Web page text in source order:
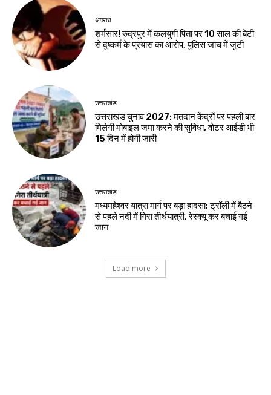
अपराध
शर्मसार! रुद्रपुर में कलयुगी पिता पर 10 साल की बेटी
से दुष्कर्म के प्रयास का आरोप, पुलिस जांच में जुटी
उत्तराखंड
उत्तराखंड चुनाव 2027: मतदान केंद्रों पर पहली बार
मिलेगी मोबाइल जमा करने की सुविधा, वोटर आईडी भी
15 दिन में होगी जारी
उत्तराखंड
मध्यमहेश्वर यात्रा मार्ग पर बड़ा हादसा: ट्रॉली में बैठने
से पहले नदी में गिरा तीर्थयात्री, रेस्क्यू कर बचाई गई
जान
Load more